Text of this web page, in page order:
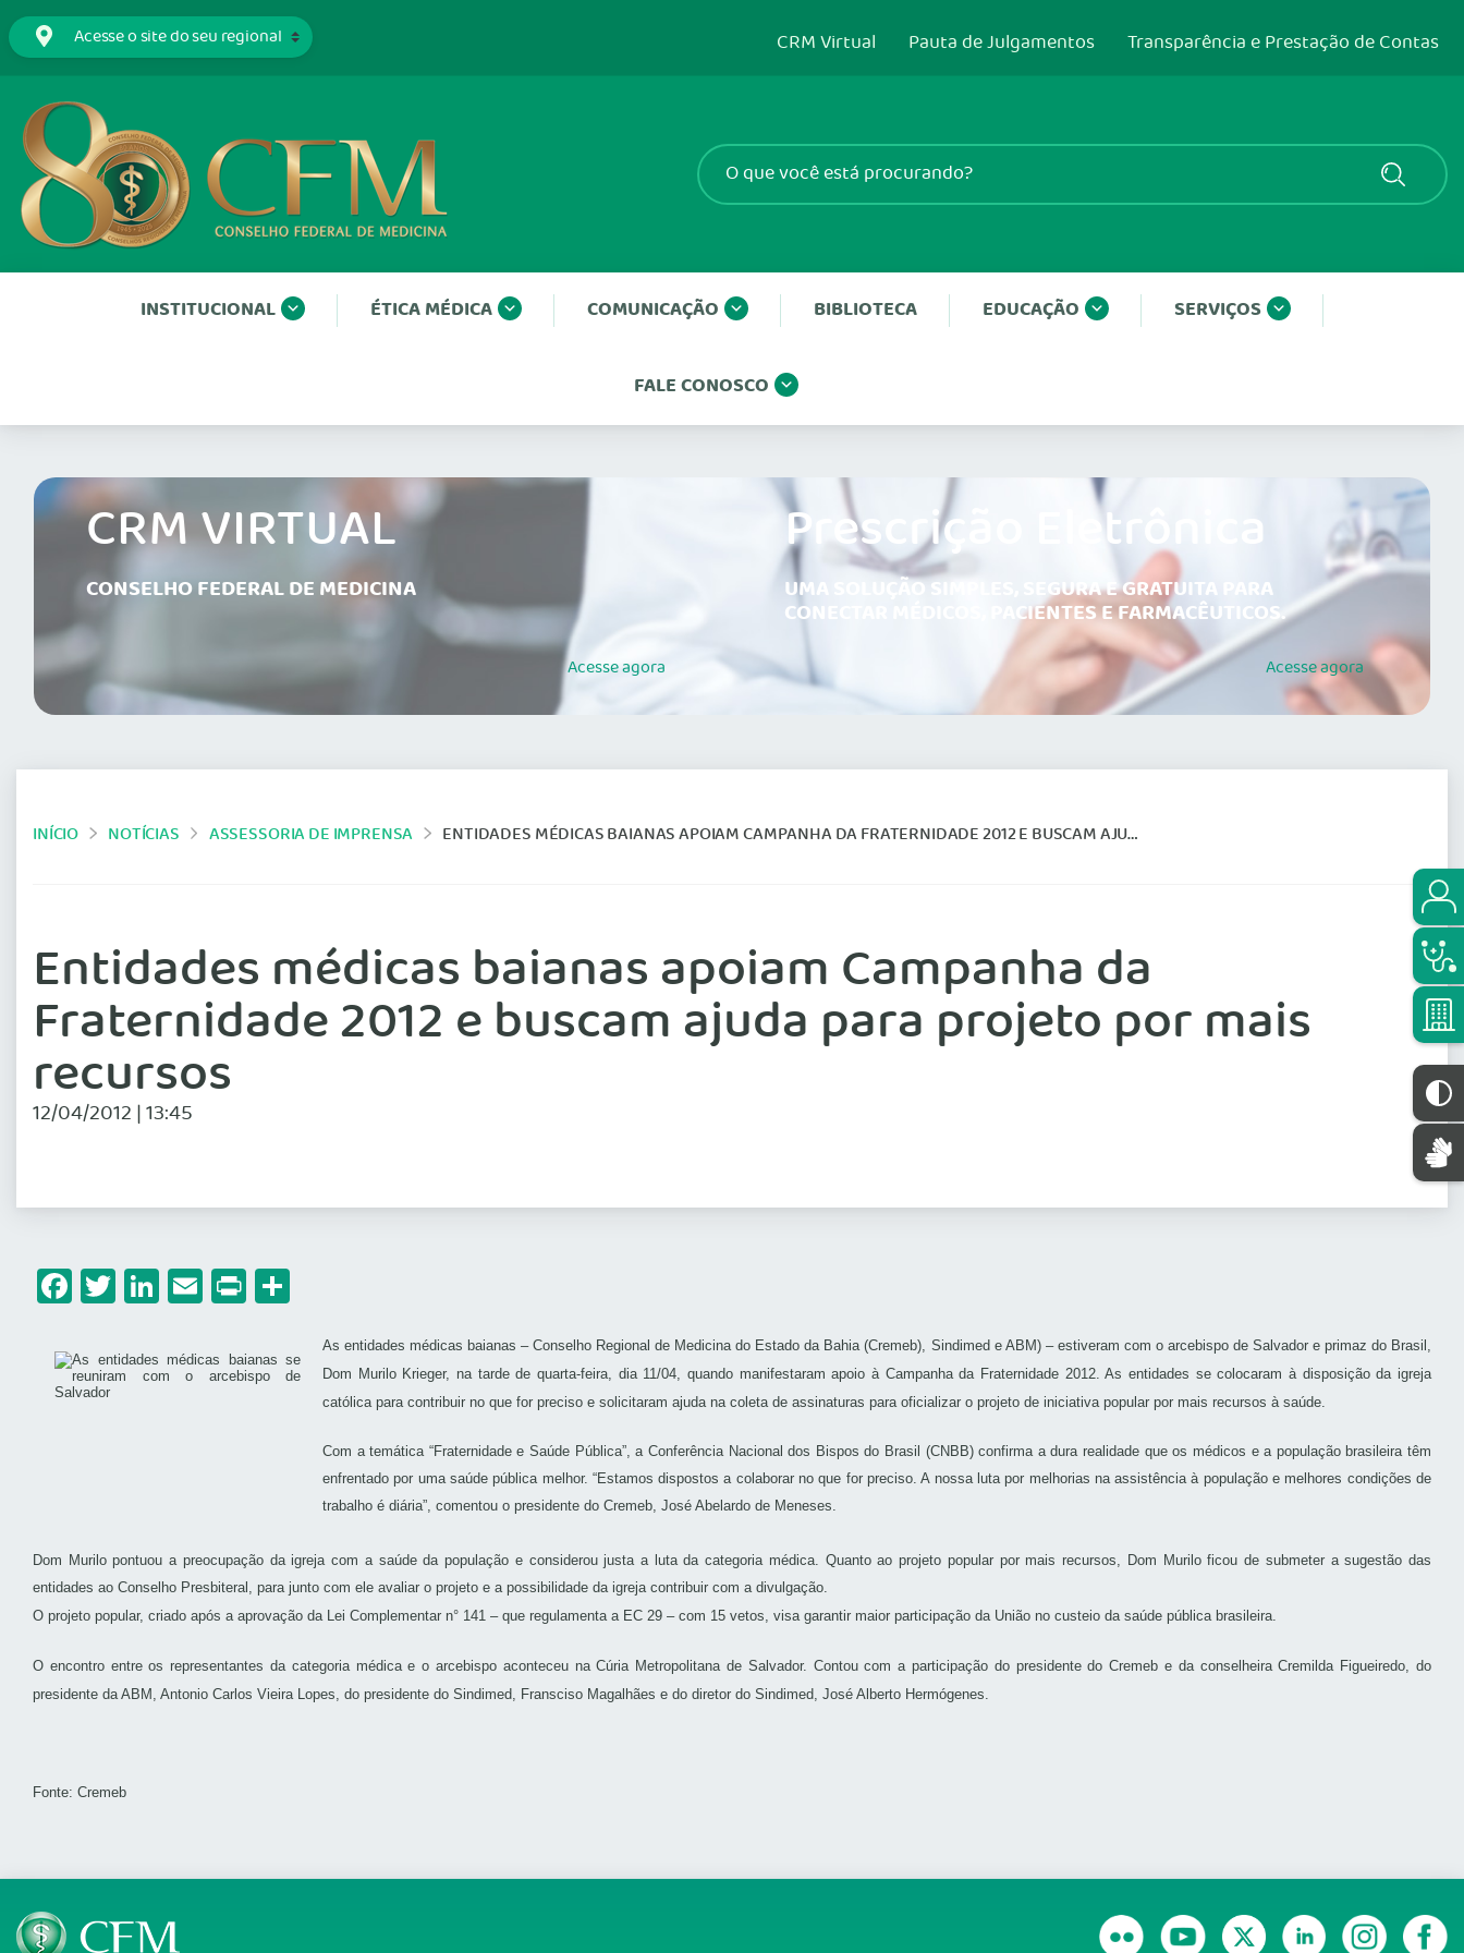
CRM Virtual Pauta de Julgamentos Transparência e Prestação de Contas
INSTITUCIONAL ÉTICA MÉDICA COMUNICAÇÃO BIBLIOTECA EDUCAÇÃO SERVIÇOS
FALE CONOSCO
CRM VIRTUAL
CONSELHO FEDERAL DE MEDICINA
Acesseagora
Prescrição Eletrônica
UMA SOLUÇÃO SIMPLES, SEGURA E GRATUITA PARA
CONECTAR MÉDICOS, PACIENTES E FARMACÊUTICOS.
Acesseagora
INÍCIO NOTÍCIAS ASSESSORIA DE IMPRENSA ENTIDADES MÉDICAS BAIANAS APOIAM CAMPANHA DA FRATERNIDADE 2012 E BUSCAM AJUDA PARA PROJETO POR MAIS RECURSOS
Entidades médicas baianas apoiam Campanha da
Fraternidade 2012 e buscam ajuda para projeto por mais
recursos
12/04/2012 | 13:45
Facebook
Twitter
LinkedIn
Email
Print
As entidades médicas baianas – Conselho Regional de Medicina do Estado da Bahia (Cremeb), Sindimed e ABM) – estiveram com o arcebispo de Salvador e primaz do Brasil,
Dom Murilo Krieger, na tarde de quarta-feira, dia 11/04, quando manifestaram apoio à Campanha da Fraternidade 2012. As entidades se colocaram à disposição da igreja
católica para contribuir no que for preciso e solicitaram ajuda na coleta de assinaturas para oficializar o projeto de iniciativa popular por mais recursos à saúde.
Com a temática “Fraternidade e Saúde Pública”, a Conferência Nacional dos Bispos do Brasil (CNBB) confirma a dura realidade que os médicos e a população brasileira têm
enfrentado por uma saúde pública melhor. “Estamos dispostos a colaborar no que for preciso. A nossa luta por melhorias na assistência à população e melhores condições de
trabalho é diária”, comentou o presidente do Cremeb, José Abelardo de Meneses.
Dom Murilo pontuou a preocupação da igreja com a saúde da população e considerou justa a luta da categoria médica. Quanto ao projeto popular por mais recursos, Dom Murilo ficou de submeter a sugestão das
entidades ao Conselho Presbiteral, para junto com ele avaliar o projeto e a possibilidade da igreja contribuir com a divulgação.
O projeto popular, criado após a aprovação da Lei Complementar n° 141 – que regulamenta a EC 29 – com 15 vetos, visa garantir maior participação da União no custeio da saúde pública brasileira.
O encontro entre os representantes da categoria médica e o arcebispo aconteceu na Cúria Metropolitana de Salvador. Contou com a participação do presidente do Cremeb e da conselheira Cremilda Figueiredo, do
presidente da ABM, Antonio Carlos Vieira Lopes, do presidente do Sindimed, Fransciso Magalhães e do diretor do Sindimed, José Alberto Hermógenes.
Fonte: Cremeb